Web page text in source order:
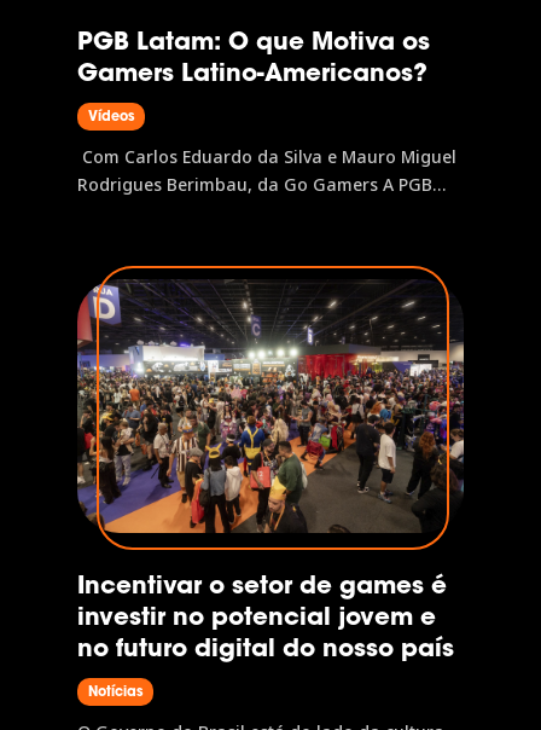
No Brasil, 75,3% da população consome jogos
digitais, a Geração Z é maioria e as mulheres
perfil é o primeiro passo para atuar na
região, e a gamescom latam é onde esses
dados e conexões se encontram.
PGB Latam: O que Motiva os
Gamers Latino-Americanos?
Vídeos
Com Carlos Eduardo da Silva e Mauro Miguel
Rodrigues Berimbau, da Go Gamers A PGB
plataformas favoritas e hábitos de jogo até
jornada de compra e relação com marcas.
Neste painel,...
Incentivar o setor de games é
investir no potencial jovem e
no futuro digital do nosso país
Notícias